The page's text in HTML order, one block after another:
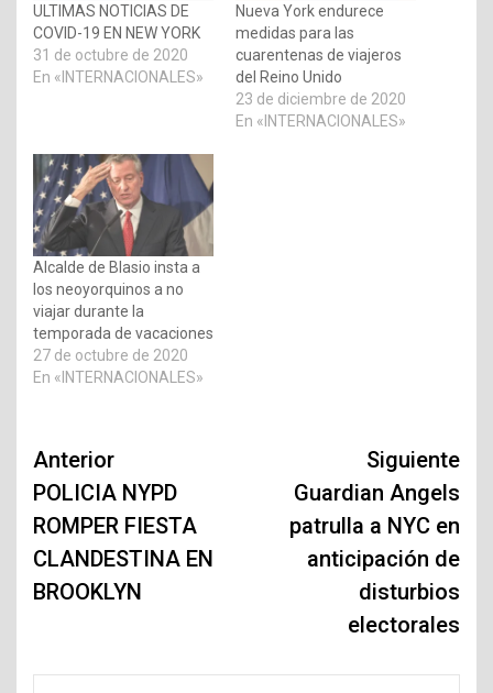
ULTIMAS NOTICIAS DE
COVID-19 EN NEW YORK
31 de octubre de 2020
En «INTERNACIONALES»
Nueva York endurece
medidas para las
cuarentenas de viajeros
del Reino Unido
23 de diciembre de 2020
En «INTERNACIONALES»
Alcalde de Blasio insta a
los neoyorquinos a no
viajar durante la
temporada de vacaciones
27 de octubre de 2020
En «INTERNACIONALES»
Navegación
de
entradas
Anterior
POLICIA NYPD
ROMPER FIESTA
CLANDESTINA EN
BROOKLYN
Siguiente
Guardian Angels
patrulla a NYC en
anticipación de
disturbios
electorales